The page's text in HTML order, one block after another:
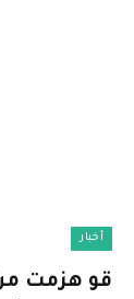
أخبار
قو هزمت من